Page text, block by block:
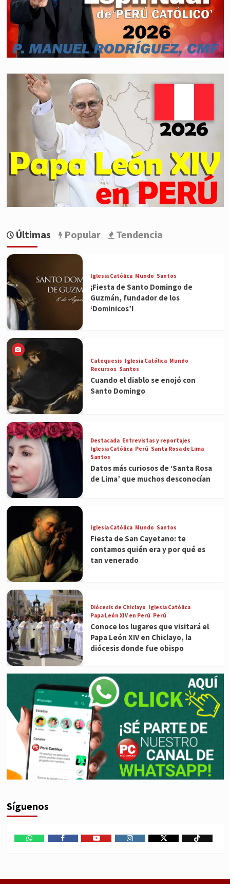
Últimas Popular Tendencia
Iglesia Católica Mundo Santos
¡Fiesta de Santo Domingo de
Guzmán, fundador de los
‘Dominicos’!
Catequesis Iglesia Católica Mundo
Recursos Santos
Cuando el diablo se enojó con
Santo Domingo
Destacada Entrevistas y reportajes
Iglesia Católica Perú Santa Rosa de Lima
Santos
Datos más curiosos de ‘Santa Rosa
de Lima’ que muchos desconocían
Iglesia Católica Mundo Santos
Fiesta de San Cayetano: te
contamos quién era y por qué es
tan venerado
Diócesis de Chiclayo Iglesia Católica
Papa León XIV en Perú Perú
Conoce los lugares que visitará el
Papa León XIV en Chiclayo, la
diócesis donde fue obispo
Síguenos